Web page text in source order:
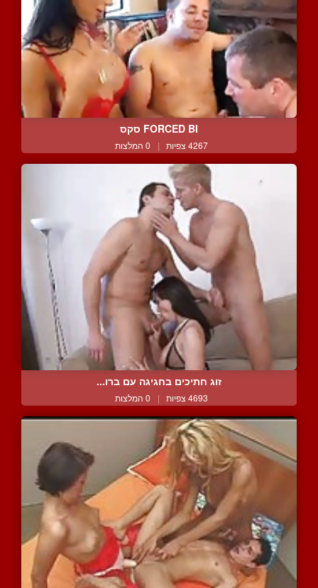
FORCED BI סקס
4267 צפיות | 0 המלצות
זוג חתיכים בחגיגה עם ברו...
4693 צפיות | 0 המלצות